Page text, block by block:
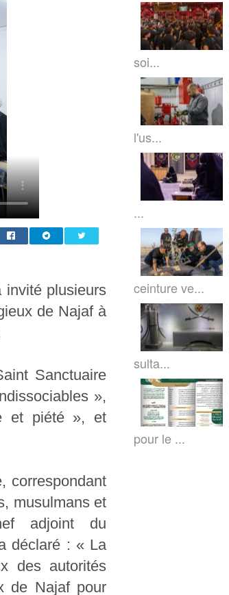
invité plusieurs
de Najaf à
Sanctuaire
»,
et piété », et
correspondant
musulmans et
adjoint du
déclaré : « La
des autorités
de Najaf pour
soi...
l'us...
...
ceinture ve...
sulta...
pour le ...